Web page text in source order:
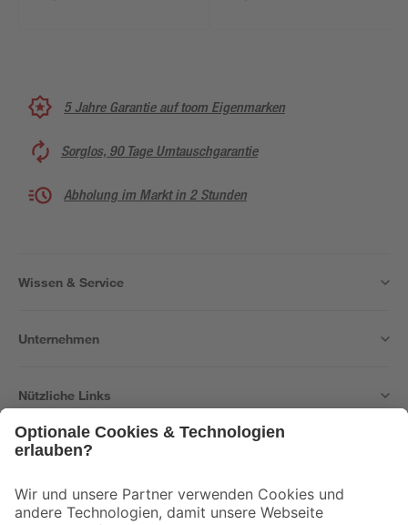
5 Jahre Garantie auf toom Eigenmarken
Sorglos, 90 Tage Umtauschgarantie
Abholung im Markt in 2 Stunden
Wissen & Service
Unternehmen
Nützliche Links
Der toom Newsletter: Keine Angebote und Aktionen mehr verpassen!